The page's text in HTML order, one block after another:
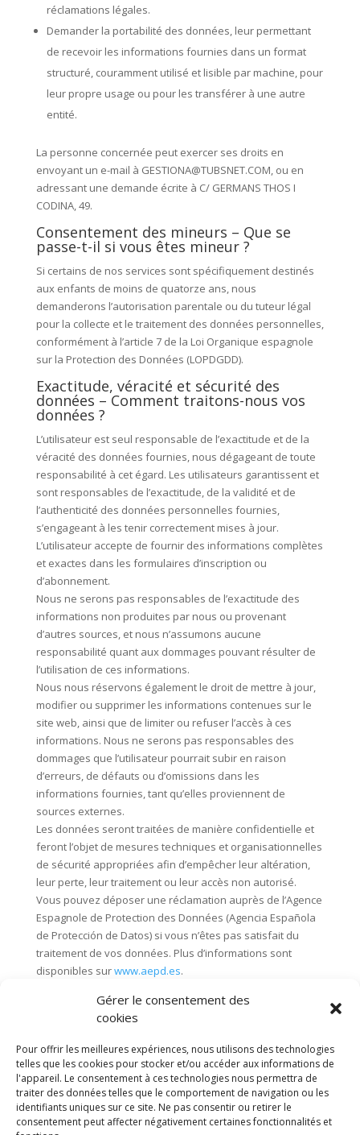
Gérer le consentement des
cookies
Pour offrir les meilleures expériences, nous utilisons des technologies
telles que les cookies pour stocker et/ou accéder aux informations de
l'appareil. Le consentement à ces technologies nous permettra de
traiter des données telles que le comportement de navigation ou les
identifiants uniques sur ce site. Ne pas consentir ou retirer le
consentement peut affecter négativement certaines fonctionnalités et
réclamations légales.
Demander la portabilité des données, leur permettant
de recevoir les informations fournies dans un format
structuré, couramment utilisé et lisible par machine, pour
leur propre usage ou pour les transférer à une autre
entité.
La personne concernée peut exercer ses droits en
envoyant un e-mail à GESTIONA@TUBSNET.COM, ou en
adressant une demande écrite à C/ GERMANS THOS I
CODINA, 49.
Consentement des mineurs – Que se
passe-t-il si vous êtes mineur ?
Si certains de nos services sont spécifiquement destinés
aux enfants de moins de quatorze ans, nous
demanderons l’autorisation parentale ou du tuteur légal
pour la collecte et le traitement des données personnelles,
conformément à l’article 7 de la Loi Organique espagnole
sur la Protection des Données (LOPDGDD).
Exactitude, véracité et sécurité des
données – Comment traitons-nous vos
données ?
L’utilisateur est seul responsable de l’exactitude et de la
véracité des données fournies, nous dégageant de toute
responsabilité à cet égard. Les utilisateurs garantissent et
sont responsables de l’exactitude, de la validité et de
l’authenticité des données personnelles fournies,
s’engageant à les tenir correctement mises à jour.
L’utilisateur accepte de fournir des informations complètes
et exactes dans les formulaires d’inscription ou
d’abonnement.
Nous ne serons pas responsables de l’exactitude des
informations non produites par nous ou provenant
d’autres sources, et nous n’assumons aucune
responsabilité quant aux dommages pouvant résulter de
l’utilisation de ces informations.
Nous nous réservons également le droit de mettre à jour,
modifier ou supprimer les informations contenues sur le
site web, ainsi que de limiter ou refuser l’accès à ces
informations. Nous ne serons pas responsables des
dommages que l’utilisateur pourrait subir en raison
d’erreurs, de défauts ou d’omissions dans les
informations fournies, tant qu’elles proviennent de
sources externes.
Les données seront traitées de manière confidentielle et
feront l’objet de mesures techniques et organisationnelles
de sécurité appropriées afin d’empêcher leur altération,
leur perte, leur traitement ou leur accès non autorisé.
Vous pouvez déposer une réclamation auprès de l’Agence
Espagnole de Protection des Données (Agencia Española
de Protección de Datos) si vous n’êtes pas satisfait du
traitement de vos données. Plus d’informations sont
disponibles surwww.aepd.es.
Recent Posts
Recent Comments